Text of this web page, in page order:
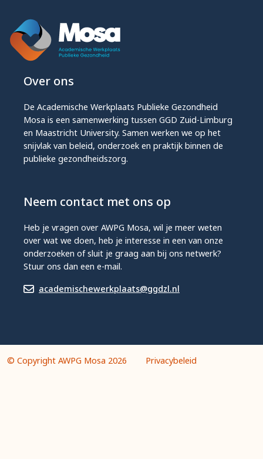
Over ons
De Academische Werkplaats Publieke Gezondheid
Mosa is een samenwerking tussen GGD Zuid-Limburg
en Maastricht University. Samen werken we op het
snijvlak van beleid, onderzoek en praktijk binnen de
publieke gezondheidszorg.
Neem contact met ons op
Heb je vragen over AWPG Mosa, wil je meer weten
over wat we doen, heb je interesse in een van onze
onderzoeken of sluit je graag aan bij ons netwerk?
Stuur ons dan een e-mail.
academischewerkplaats@ggdzl.nl
© Copyright AWPG Mosa 2026 Privacybeleid